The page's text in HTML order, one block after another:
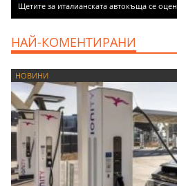
Щетите за италианската автокъща се
НАЙ-КОМЕНТИРАНИ
НОВИНИ